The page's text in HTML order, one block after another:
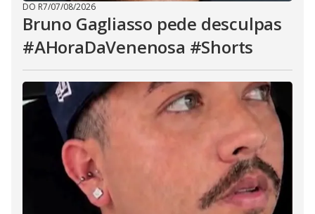
DO R7/07/08/2026
Bruno Gagliasso pede desculpas
#AHoraDaVenenosa #Shorts